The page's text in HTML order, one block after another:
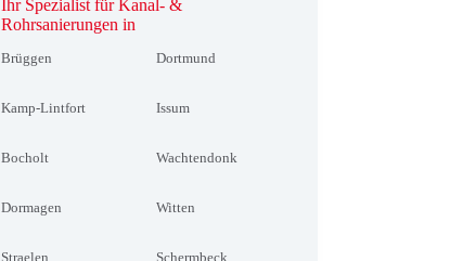
Ihr Spezialist für Kanal- &
Rohrsanierungen in
Brüggen Dortmund
Kamp-Lintfort Issum
Bocholt Wachtendonk
Dormagen Witten
Straelen Schermbeck